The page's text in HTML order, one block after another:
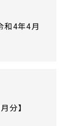
和4年4月
分】